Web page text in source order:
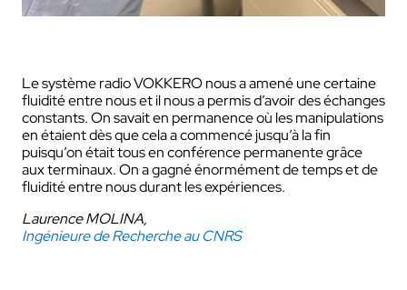
Le système radio VOKKERO nous a amené une certaine
fluidité entre nous et il nous a permis d’avoir des échanges
constants. On savait en permanence où les manipulations
en étaient dès que cela a commencé jusqu’à la fin
puisqu’on était tous en conférence permanente grâce
aux terminaux. On a gagné énormément de temps et de
fluidité entre nous durant les expériences.
Laurence MOLINA,
Ingénieure de Recherche au CNRS